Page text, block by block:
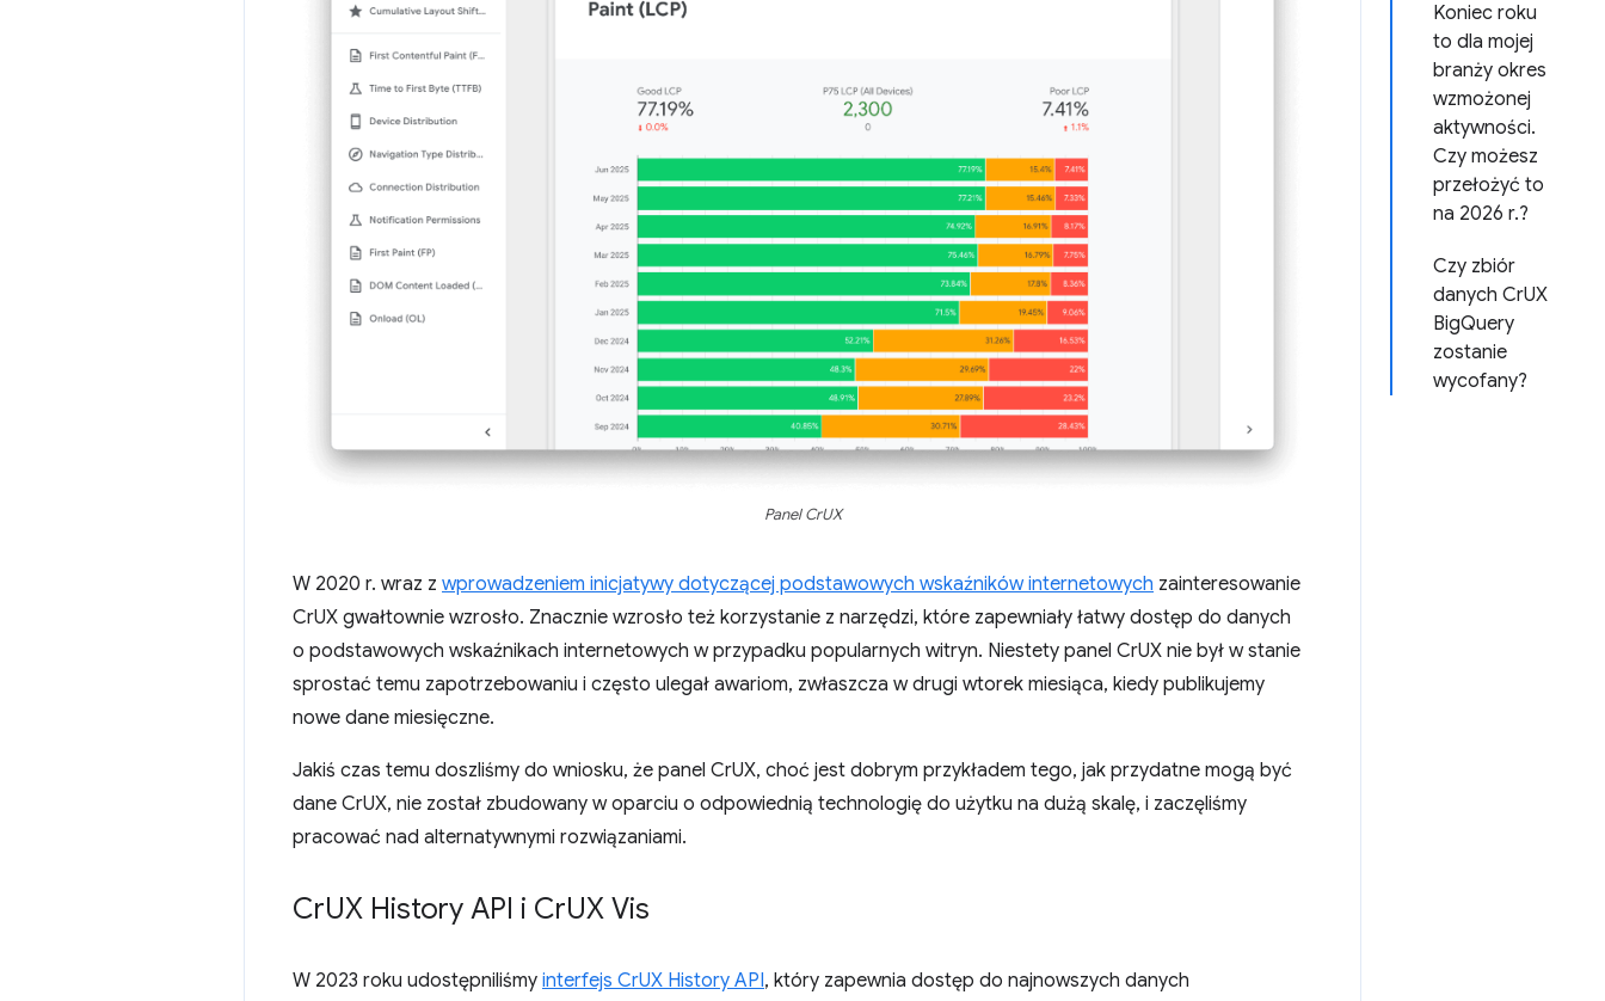
Koniec roku
to dla mojej
branży okres
wzmożonej
aktywności.
Czy możesz
przełożyć to
na 2026 r.?
Czy zbiór
danych CrUX
BigQuery
zostanie
wycofany?
Panel CrUX
W 2020 r. wraz z wprowadzeniem inicjatywy dotyczącej podstawowych wskaźników internetowych zainteresowanie
CrUX gwałtownie wzrosło. Znacznie wzrosło też korzystanie z narzędzi, które zapewniały łatwy dostęp do danych
o podstawowych wskaźnikach internetowych w przypadku popularnych witryn. Niestety panel CrUX nie był w stanie
sprostać temu zapotrzebowaniu i często ulegał awariom, zwłaszcza w drugi wtorek miesiąca, kiedy publikujemy
nowe dane miesięczne.
Jakiś czas temu doszliśmy do wniosku, że panel CrUX, choć jest dobrym przykładem tego, jak przydatne mogą być
dane CrUX, nie został zbudowany w oparciu o odpowiednią technologię do użytku na dużą skalę, i zaczęliśmy
pracować nad alternatywnymi rozwiązaniami.
CrUX History API i CrUX Vis
W 2023 roku udostępniliśmy interfejs CrUX History API, który zapewnia dostęp do najnowszych danych